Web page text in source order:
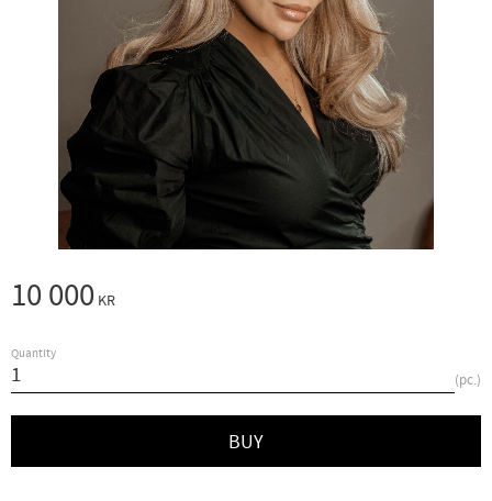
10 000 KR
Quantity
pc.
BUY